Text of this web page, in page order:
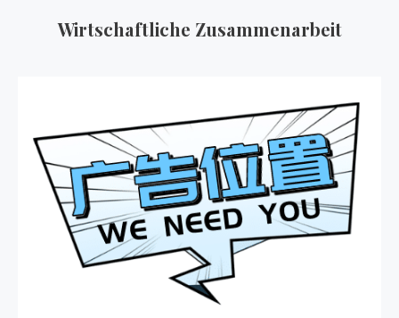
Wirtschaftliche Zusammenarbeit